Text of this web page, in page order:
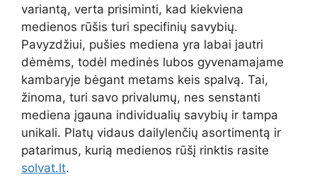
variantą, verta prisiminti, kad kiekviena
medienos rūšis turi specifinių savybių.
Pavyzdžiui, pušies mediena yra labai jautri
dėmėms, todėl medinės lubos gyvenamajame
kambaryje bėgant metams keis spalvą. Tai,
žinoma, turi savo privalumų, nes senstanti
mediena įgauna individualių savybių ir tampa
unikali. Platų vidaus dailylenčių asortimentą ir
patarimus, kurią medienos rūšį rinktis rasite
solvat.lt.